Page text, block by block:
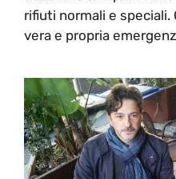
rifiuti normali e speciali.
vera e propria